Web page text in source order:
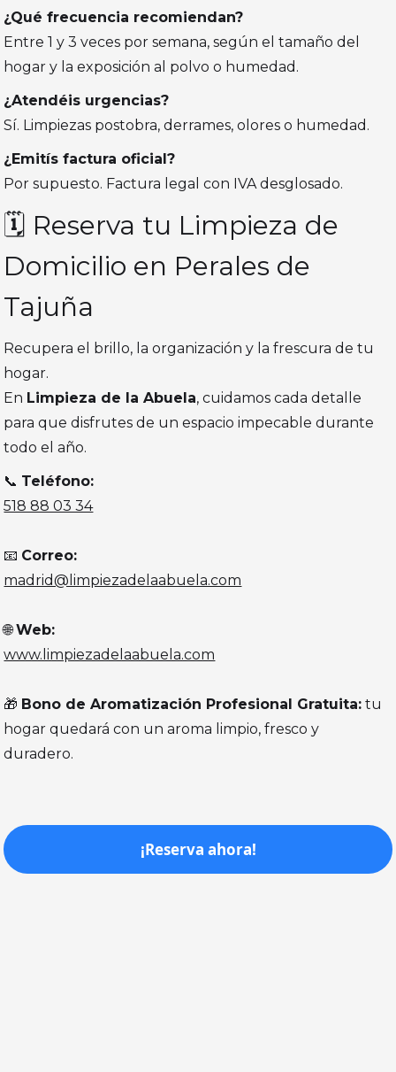
¿Qué frecuencia recomiendan?
Entre 1 y 3 veces por semana, según el tamaño del
hogar y la exposición al polvo o humedad.
¿Atendéis urgencias?
Sí. Limpiezas postobra, derrames, olores o humedad.
¿Emitís factura oficial?
Por supuesto. Factura legal con IVA desglosado.
🗓️ Reserva tu Limpieza de
Domicilio en Perales de
Tajuña
Recupera el brillo, la organización y la frescura de tu
hogar.
En Limpieza de la Abuela, cuidamos cada detalle
para que disfrutes de un espacio impecable durante
todo el año.
📞 Teléfono:
518 88 03 34
📧 Correo:
madrid@limpiezadelaabuela.com
🌐Web:
www.limpiezadelaabuela.com
🎁 Bono de Aromatización Profesional Gratuita: tu
hogar quedará con un aroma limpio, fresco y
duradero.
¡Reserva ahora!